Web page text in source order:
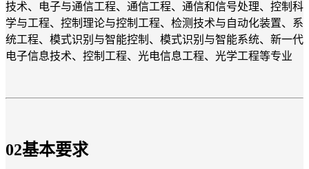
技术、电子与通信工程、通信工程、通信和信号处理、控制科
学与工程、控制理论与控制工程、检测技术与自动化装置、系
统工程、模式识别与智能控制、模式识别与智能系统、新一代
电子信息技术、控制工程、光电信息工程、光学工程等专业
02基本要求